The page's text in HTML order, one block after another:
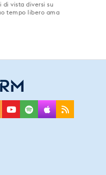
di vista diversi su
tempo libero ama
Youtube
SpotifyRss